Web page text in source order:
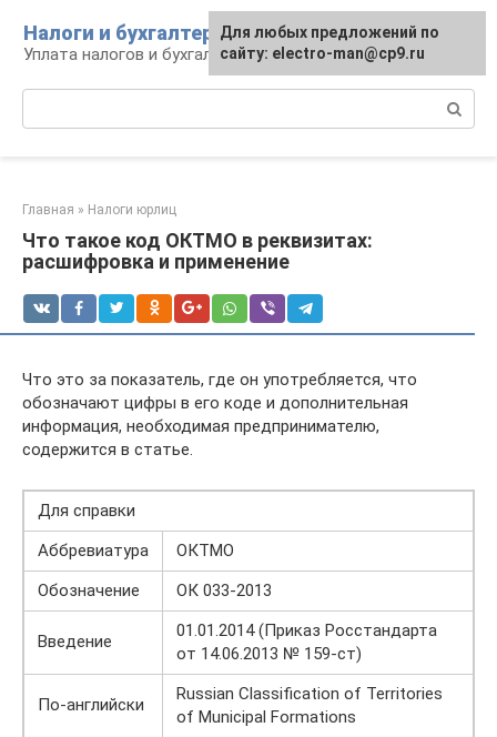
контенту
Налоги и бухгалтерия
Уплата налогов и бухгалтерская отчётность
Главная » Налоги юрлиц
Что такое код ОКТМО в реквизитах:
расшифровка и применение
Что это за показатель, где он употребляется, что
обозначают цифры в его коде и дополнительная
информация, необходимая предпринимателю,
содержится в статье.
Для справки
Аббревиатура
ОКТМО
Обозначение
ОК 033-2013
Введение
01.01.2014 (Приказ Росстандарта
от 14.06.2013 № 159-ст)
По-английски
Russian Classification of Territories
of Municipal Formations
Для любых предложений по
сайту: electro-man@cp9.ru